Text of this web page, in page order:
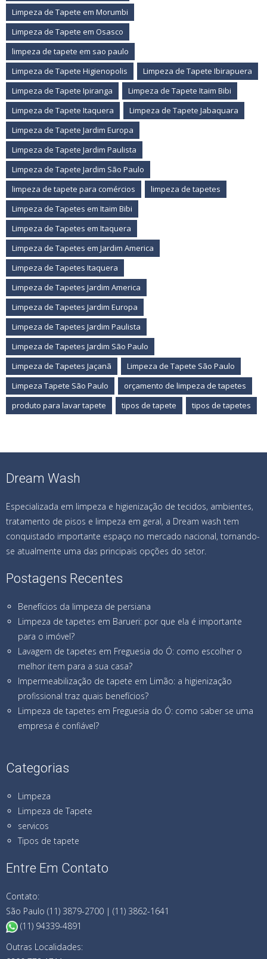
Limpeza de Tapete em Morumbi
Limpeza de Tapete em Osasco
limpeza de tapete em sao paulo
Limpeza de Tapete Higienopolis
Limpeza de Tapete Ibirapuera
Limpeza de Tapete Ipiranga
Limpeza de Tapete Itaim Bibi
Limpeza de Tapete Itaquera
Limpeza de Tapete Jabaquara
Limpeza de Tapete Jardim Europa
Limpeza de Tapete Jardim Paulista
Limpeza de Tapete Jardim São Paulo
limpeza de tapete para comércios
limpeza de tapetes
Limpeza de Tapetes em Itaim Bibi
Limpeza de Tapetes em Itaquera
Limpeza de Tapetes em Jardim America
Limpeza de Tapetes Itaquera
Limpeza de Tapetes Jardim America
Limpeza de Tapetes Jardim Europa
Limpeza de Tapetes Jardim Paulista
Limpeza de Tapetes Jardim São Paulo
Limpeza de Tapetes Jaçanã
Limpeza de Tapete São Paulo
Limpeza Tapete São Paulo
orçamento de limpeza de tapetes
produto para lavar tapete
tipos de tapete tipos de tapetes
Dream Wash
Especializada em limpeza e higienização de tecidos, ambientes,
tratamento de pisos e limpeza em geral, a Dream wash tem
conquistado importante espaço no mercado nacional, tornando-
se atualmente uma das principais opções do setor.
Postagens Recentes
Benefícios da limpeza de persiana
Limpeza de tapetes em Barueri: por que ela é importante
para o imóvel?
Lavagem de tapetes em Freguesia do Ó: como escolher o
melhor item para a sua casa?
Impermeabilização de tapete em Limão: a higienização
profissional traz quais benefícios?
Limpeza de tapetes em Freguesia do Ó: como saber se uma
empresa é confiável?
Categorias
Limpeza
Limpeza de Tapete
servicos
Tipos de tapete
Entre Em Contato
Contato:
São Paulo (11) 3879-2700 | (11) 3862-1641
(11) 94339-4891
Outras Localidades: